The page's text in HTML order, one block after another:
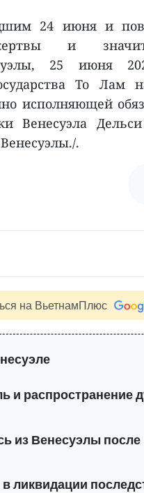
24 июня и
и
25 июня
То Лам
исполняющей
Венесуэла
.
на ВьетнамПлюс
и распространение
из Венесуэлы после
ликвидации